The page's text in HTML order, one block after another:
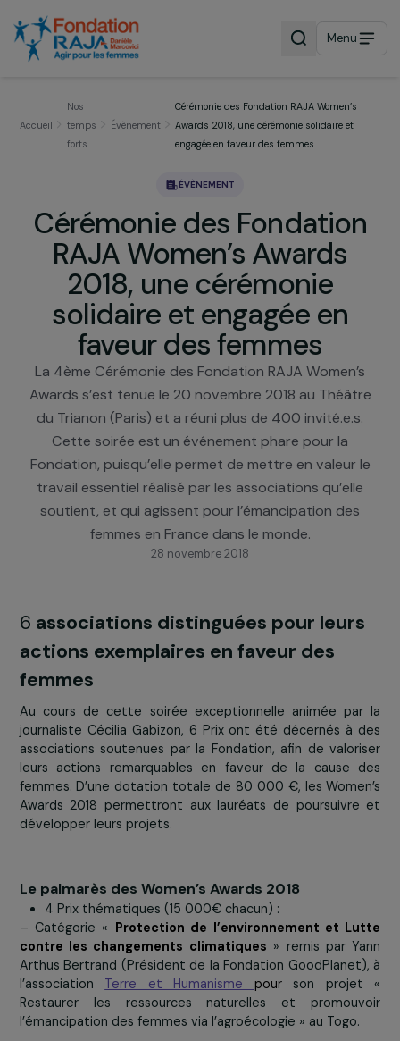
Menu
temps Évènement
Cérémonie des Fondation RAJA Women’s
Awards 2018, une cérémonie solidaire et
Cérémonie des
RAJA Women’s Awards
2018, une cérémonie
solidaire et engagée en
faveur des femmes
La 4ème Cérémonie des Fondation RAJA
Awards s’est tenue le 20 novembre 2018 au
du Trianon (Paris) et a réuni plus de 400
Cette soirée est un événement phare pour la
Fondation, puisqu’elle permet de mettre en valeur
travail essentiel réalisé par les associations
28 novembre 2018
6associations distinguées pour
actions exemplaires en faveur des
femmes
Au cours de cette soirée exceptionnelle animée
journaliste Cécilia Gabizon, 6 Prix ont été décernés à
associations soutenues par la Fondation, afin de
Awards 2018 permettront aux lauréats de
développer leurs projets.
Le palmarès des Women’s Awards 2018
4 Prix thématiques (15 000€ chacun) :
– Catégorie «Protection de l’environnement et